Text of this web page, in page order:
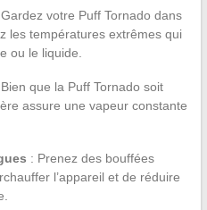
votre Puff Tornado dans
les températures extrêmes qui
ou le liquide.
que la Puff Tornado soit
assure une vapeur constante
: Prenez des bouffées
l’appareil et de réduire